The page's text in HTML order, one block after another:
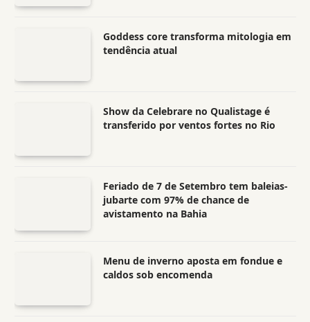
Goddess core transforma mitologia em
tendência atual
Show da Celebrare no Qualistage é
transferido por ventos fortes no Rio
Feriado de 7 de Setembro tem baleias-
jubarte com 97% de chance de
avistamento na Bahia
Menu de inverno aposta em fondue e
caldos sob encomenda